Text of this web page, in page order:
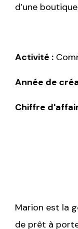
d’une
Activité :
Année de
Chiffre
Marion est la
de prêt à